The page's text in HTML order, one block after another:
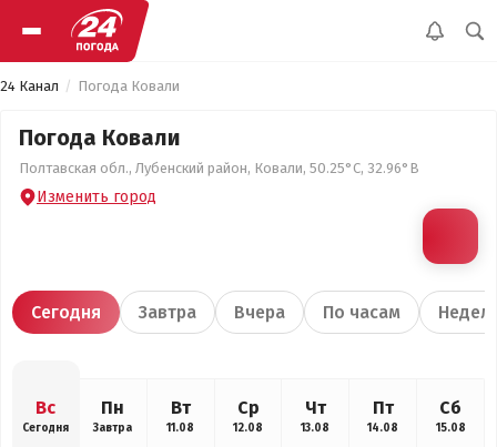
24 Канал Погода Ковали
Погода Ковали
Полтавская обл., Лубенский район, Ковали, 50.25°С, 32.96°В
Изменить город
Сегодня Завтра Вчера По часам
Вс
Сегодня
Пн
Завтра
Вт
11.08
Ср
12.08
Чт
13.08
Пт
14.08
Сб
15.08